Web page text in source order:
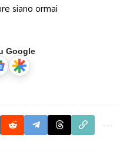
siano ormai
Google